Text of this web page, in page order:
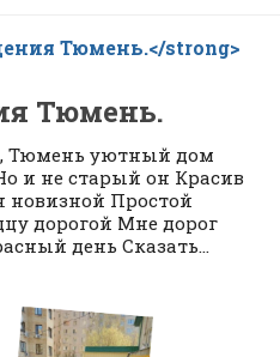
Тюмень.
Тюмень уютный дом
и не старый он Красив
новизной Простой
дорогой Мне дорог
день Сказать...